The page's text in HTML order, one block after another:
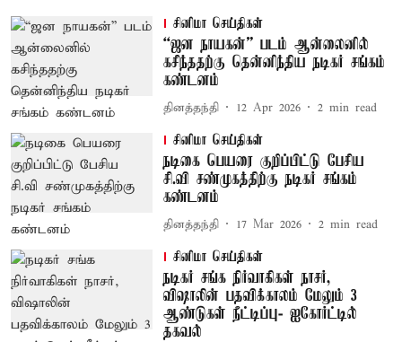
சினிமா செய்திகள்
“ஜன நாயகன்” படம் ஆன்லைனில்
கசிந்ததற்கு தென்னிந்திய நடிகர் சங்கம்
கண்டனம்
தினத்தந்தி 12 Apr 2026 2 min read
சினிமா செய்திகள்
நடிகை பெயரை குறிப்பிட்டு பேசிய
சி.வி சண்முகத்திற்கு நடிகர் சங்கம்
கண்டனம்
தினத்தந்தி 17 Mar 2026 2 min read
சினிமா செய்திகள்
நடிகர் சங்க நிர்வாகிகள் நாசர்,
விஷாலின் பதவிக்காலம் மேலும் 3
ஆண்டுகள் நீட்டிப்பு- ஐகோர்ட்டில்
தகவல்